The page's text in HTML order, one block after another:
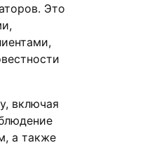
Это
включая
а также